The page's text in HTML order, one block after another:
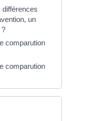
différences
un
?
comparution
comparution